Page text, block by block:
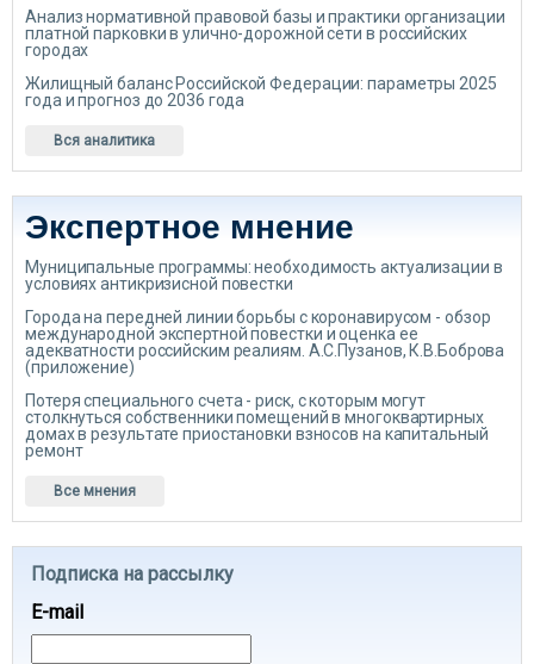
Анализ нормативной правовой базы и практики организации
платной парковки в улично-дорожной сети в российских
городах
Жилищный баланс Российской Федерации: параметры 2025
года и прогноз до 2036 года
Вся аналитика
Экспертное мнение
Муниципальные программы: необходимость актуализации в
условиях антикризисной повестки
Города на передней линии борьбы с коронавирусом - обзор
международной экспертной повестки и оценка ее
адекватности российским реалиям. А.С.Пузанов, К.В.Боброва
(приложение)
Потеря специального счета - риск, с которым могут
столкнуться собственники помещений в многоквартирных
домах в результате приостановки взносов на капитальный
ремонт
Все мнения
Подписка на рассылку
E-mail